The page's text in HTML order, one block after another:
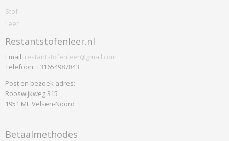
Stof
Leer
Restantstofenleer.nl
Email: restantstofenleer@gmail.com
Telefoon: +31654987843
Post en bezoek adres:
Rooswijkweg 315
1951 ME Velsen-Noord
Betaalmethodes